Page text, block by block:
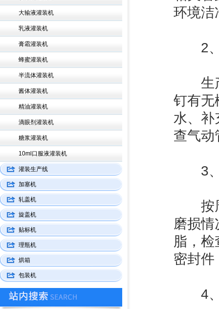
环境洁
‌2、
生产
钉有无
水、补
查气动
‌3、
按周
磨损
脂，
密封件
‌4、
大输液灌装机
乳液灌装机
膏霜灌装机
蜂蜜灌装机
半流体灌装机
酱体灌装机
精油灌装机
滴眼剂灌装机
糖浆灌装机
10ml口服液灌装机
灌装生产线
加塞机
轧盖机
旋盖机
贴标机
理瓶机
烘箱
包装机